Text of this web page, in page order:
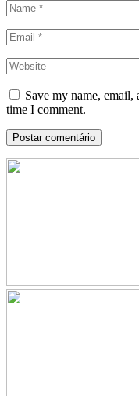
Save my name,
time I comment.